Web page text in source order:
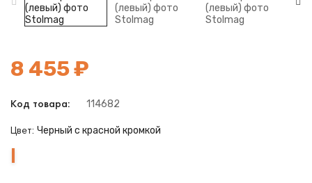
8 455 ₽
Код товара: 114682
Цвет: Черный с красной кромкой
с